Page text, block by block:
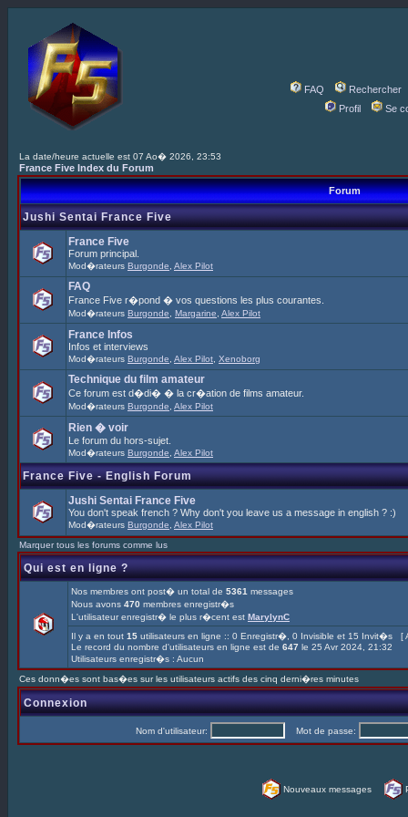
FAQ
Rechercher
Profil
Se
La date/heure actuelle est 07 Ao� 2026, 23:53
France Five Index du Forum
Forum
Jushi Sentai France Five
France Five
Forum principal.
Mod�rateurs Burgonde Alex Pilot
FAQ
France Five r�pond � vos questions les plus courantes.
Mod�rateurs Burgonde Margarine Alex Pilot
France Infos
Infos et interviews
Mod�rateurs Burgonde Alex Pilot Xenoborg
Technique du film amateur
Ce forum est d�di� � la cr�ation de films amateur.
Mod�rateurs Burgonde Alex Pilot
Rien � voir
Le forum du hors-sujet.
Mod�rateurs Burgonde Alex Pilot
France Five - English Forum
Jushi Sentai France Five
You don't speak french ? Why don't you leave us a message in english ? :)
Mod�rateurs Burgonde Alex Pilot
Marquer tous les forums comme lus
Qui est en ligne ?
Nos membres ont post� un total de 5361 messages
Nous avons 470 membres enregistr�s
L'utilisateur enregistr� le plus r�cent est MarylynC
Il y a en tout 15 utilisateurs en ligne :: 0 Enregistr�, 0 Invisible et 15 Invit�s [
Le record du nombre d'utilisateurs en ligne est de 647 le 25 Avr 2024, 21:32
Utilisateurs enregistr�s : Aucun
Ces donn�es sont bas�es sur les utilisateurs actifs des cinq derni�res minutes
Connexion
Nom d'utilisateur: Mot de passe:
Nouveaux messages